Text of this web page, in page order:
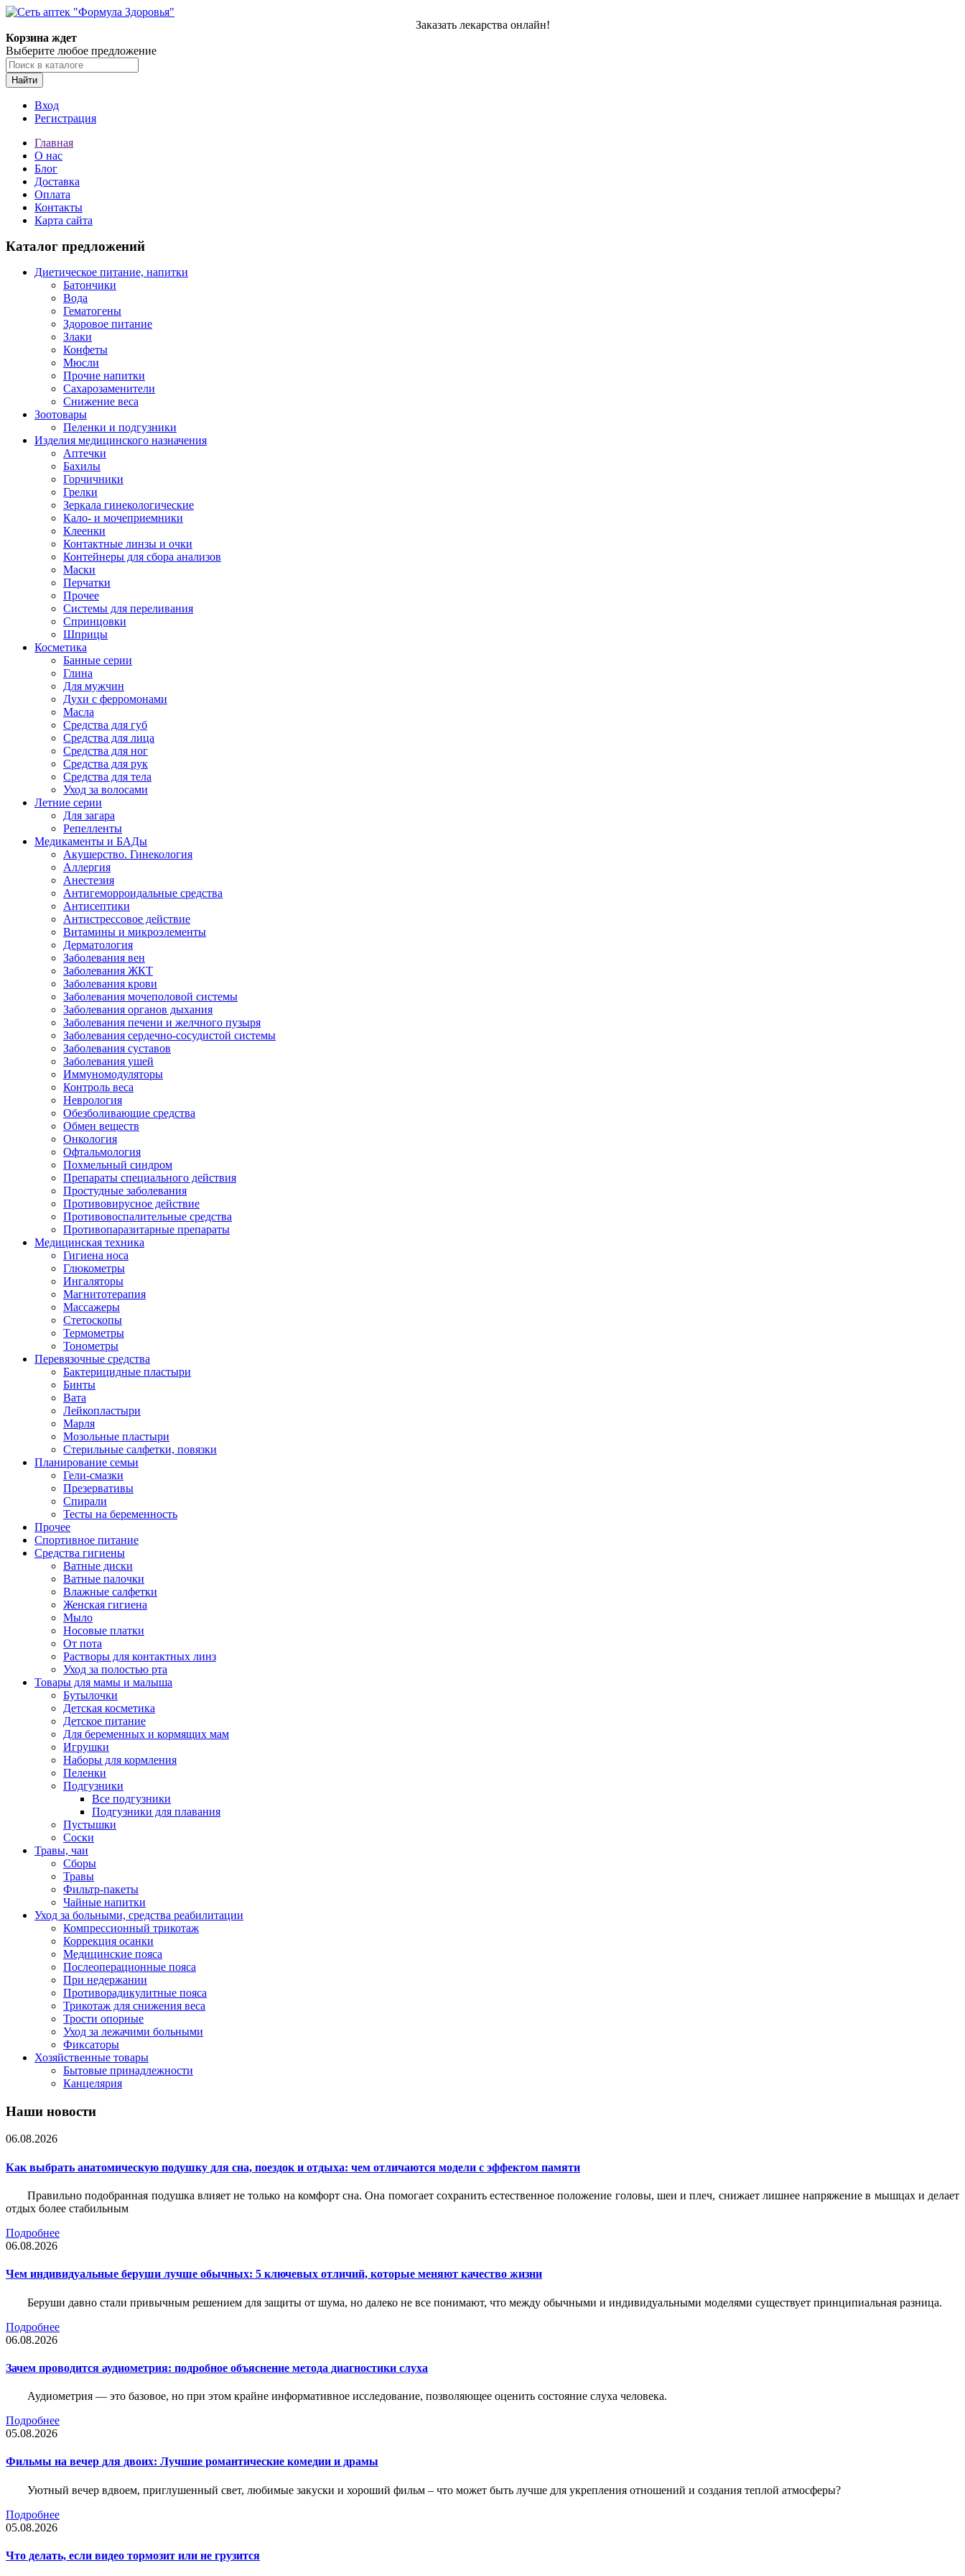
Заказать лекарства онлайн!
Корзина ждет
Выберите любое предложение
Найти
Вход
Регистрация
Главная
О нас
Блог
Доставка
Оплата
Контакты
Карта сайта
Каталог предложений
Диетическое питание, напитки
Батончики
Вода
Гематогены
Здоровое питание
Злаки
Конфеты
Мюсли
Прочие напитки
Сахарозаменители
Снижение веса
Зоотовары
Пеленки и подгузники
Изделия медицинского назначения
Аптечки
Бахилы
Горчичники
Грелки
Зеркала гинекологические
Кало- и мочеприемники
Клеенки
Контактные линзы и очки
Контейнеры для сбора анализов
Маски
Перчатки
Прочее
Системы для переливания
Спринцовки
Шприцы
Косметика
Банные серии
Глина
Для мужчин
Духи с ферромонами
Масла
Средства для губ
Средства для лица
Средства для ног
Средства для рук
Средства для тела
Уход за волосами
Летние серии
Для загара
Репелленты
Медикаменты и БАДы
Акушерство. Гинекология
Аллергия
Анестезия
Антигеморроидальные средства
Антисептики
Антистрессовое действие
Витамины и микроэлементы
Дерматология
Заболевания вен
Заболевания ЖКТ
Заболевания крови
Заболевания мочеполовой системы
Заболевания органов дыхания
Заболевания печени и желчного пузыря
Заболевания сердечно-сосудистой системы
Заболевания суставов
Заболевания ушей
Иммуномодуляторы
Контроль веса
Неврология
Обезболивающие средства
Обмен веществ
Онкология
Офтальмология
Похмельный синдром
Препараты специального действия
Простудные заболевания
Противовирусное действие
Противовоспалительные средства
Противопаразитарные препараты
Медицинская техника
Гигиена носа
Глюкометры
Ингаляторы
Магнитотерапия
Массажеры
Стетоскопы
Термометры
Тонометры
Перевязочные средства
Бактерицидные пластыри
Бинты
Вата
Лейкопластыри
Марля
Мозольные пластыри
Стерильные салфетки, повязки
Планирование семьи
Гели-смазки
Презервативы
Спирали
Тесты на беременность
Прочее
Спортивное питание
Средства гигиены
Ватные диски
Ватные палочки
Влажные салфетки
Женская гигиена
Мыло
Носовые платки
От пота
Растворы для контактных линз
Уход за полостью рта
Товары для мамы и малыша
Бутылочки
Детская косметика
Детское питание
Для беременных и кормящих мам
Игрушки
Наборы для кормления
Пеленки
Подгузники
Все подгузники
Подгузники для плавания
Пустышки
Соски
Травы, чаи
Сборы
Травы
Фильтр-пакеты
Чайные напитки
Уход за больными, средства реабилитации
Компрессионный трикотаж
Коррекция осанки
Медицинские пояса
Послеоперационные пояса
При недержании
Противорадикулитные пояса
Трикотаж для снижения веса
Трости опорные
Уход за лежачими больными
Фиксаторы
Хозяйственные товары
Бытовые принадлежности
Канцелярия
Наши новости
06.08.2026
Как выбрать анатомическую подушку для сна, поездок и отдыха: чем отличаются модели с эффектом памяти
Правильно подобранная подушка влияет не только на комфорт сна. Она помогает сохранить естественное положение головы, шеи и плеч, снижает лишнее напряжение в мышцах и делает
отдых более стабильным
Подробнее
06.08.2026
Чем индивидуальные беруши лучше обычных: 5 ключевых отличий, которые меняют качество жизни
Беруши давно стали привычным решением для защиты от шума, но далеко не все понимают, что между обычными и индивидуальными моделями существует принципиальная разница.
Подробнее
06.08.2026
Зачем проводится аудиометрия: подробное объяснение метода диагностики слуха
Аудиометрия — это базовое, но при этом крайне информативное исследование, позволяющее оценить состояние слуха человека.
Подробнее
05.08.2026
Фильмы на вечер для двоих: Лучшие романтические комедии и драмы
Уютный вечер вдвоем, приглушенный свет, любимые закуски и хороший фильм – что может быть лучше для укрепления отношений и создания теплой атмосферы?
Подробнее
05.08.2026
Что делать, если видео тормозит или не грузится